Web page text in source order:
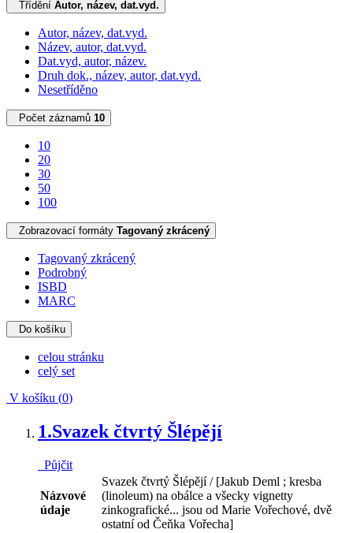
Třídění Autor, název, dat.vyd.
Autor, název, dat.vyd.
Název, autor, dat.vyd.
Dat.vyd, autor, název.
Druh dok., název, autor, dat.vyd.
Nesetříděno
Počet záznamů 10
10
20
30
50
100
Zobrazovací formáty Tagovaný zkrácený
Tagovaný zkrácený
Podrobný
ISBD
MARC
Do košíku
celou stránku
celý set
V košíku (0)
1.Svazek čtvrtý Šlépějí
Půjčit
Názvové
údaje
Svazek čtvrtý Šlépějí / [Jakub Deml ; kresba
(linoleum) na obálce a všecky vignetty
zinkografické... jsou od Marie Vořechové, dvě
ostatní od Čeňka Vořecha]